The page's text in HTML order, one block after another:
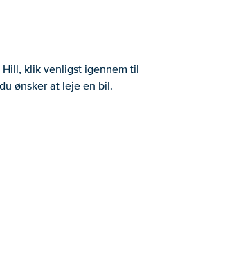
klik venligst igennem til
ønsker at leje en bil.